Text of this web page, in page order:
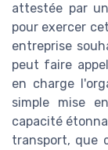
attestée par
pour exercer
entreprise
peut faire
en charge
simple mise
capacité
transport, que